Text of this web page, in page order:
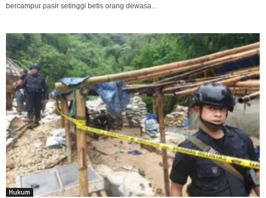
bercampur pasir setinggi betis orang dewasa...
Hukum